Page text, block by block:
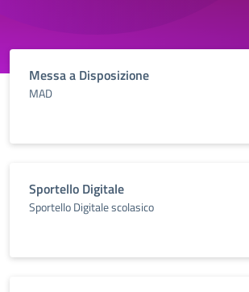
Messa a Disposizione
MAD
Sportello Digitale
Sportello Digitale scolasico